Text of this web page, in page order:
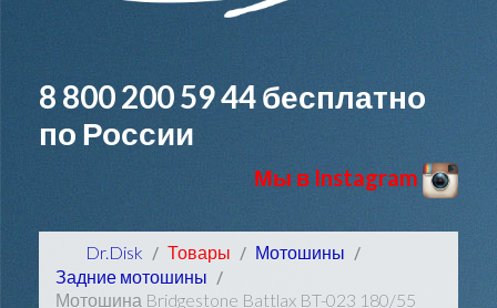
8 800 200 59 44бесплатно
по России
Мы в Instagram
Dr.Disk Товары
Мотошины
Задние мотошины
Мотошина Bridgestone Battlax BT-023 180/55